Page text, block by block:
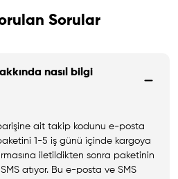
Sorular
nasıl bilgi
ait takip kodunu e-posta
1-5 iş günü içinde kargoya
iletildikten sonra paketinin
atıyor. Bu e-posta ve SMS